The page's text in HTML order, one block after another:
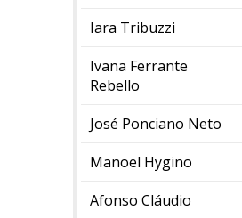
Iara Tribuzzi
Ivana Ferrante
Rebello
José Ponciano Neto
Manoel Hygino
Afonso Cláudio